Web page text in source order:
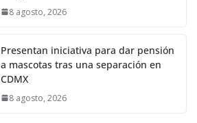
8 agosto, 2026
Presentan iniciativa para dar pensión
a mascotas tras una separación en
CDMX
8 agosto, 2026